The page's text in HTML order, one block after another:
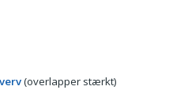
(overlapper stærkt)